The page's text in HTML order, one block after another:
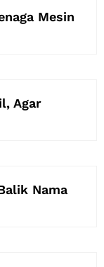
Mesin
Agar
Nama